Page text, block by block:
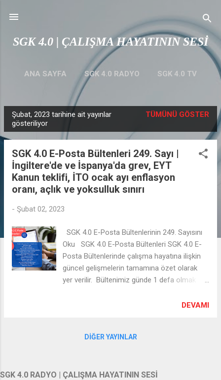
SGK 4.0 | ÇALIŞMA HAYATININ SESİ
ANA SAYFA SGK 4.0 RADYO SGK 4.0 TV
ZİHİN HARİTALARI
a
Şubat, 2023 tarihine ait yayınlar
gösteriliyor
TÜMÜNÜ GÖSTER
SGK 4.0 E-Posta Bültenleri 249. Sayı |
İngiltere'de ve İspanya'da grev, EYT
Kanun teklifi, İTO ocak ayı enflasyon
oranı, açlık ve yoksulluk sınırı
- Şubat 02, 2023
SGK 4.0 E-Posta Bültenlerinin 249. Sayısını
Oku SGK 4.0 E-Posta Bültenleri SGK 4.0 E-
Posta Bültenlerinde çalışma hayatına ilişkin
güncel gelişmelerin tamamına özet olarak
yer verilir. Bültenimiz günde 1 defa olmak
bültenimize üye olmak için sayfamızda
tıklayabilirsiniz.
DEVAMI
DIĞER YAYINLAR
SGK 4.0 RADYO | ÇALIŞMA HAYATININ SESİ